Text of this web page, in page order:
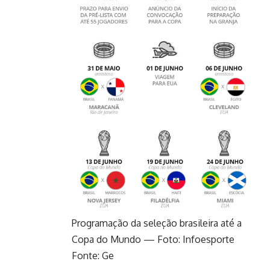
Programação da seleção brasileira até a
Copa do Mundo — Foto: Infoesporte
Fonte: Ge